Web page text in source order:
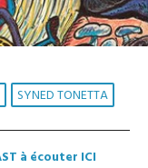
SYNED TONETTA
à écouter ICI